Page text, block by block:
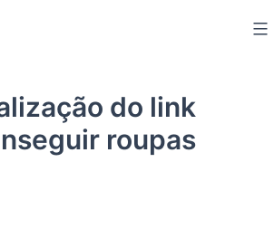
do link
roupas